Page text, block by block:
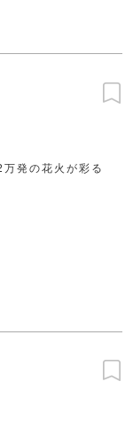
発の花火が彩る